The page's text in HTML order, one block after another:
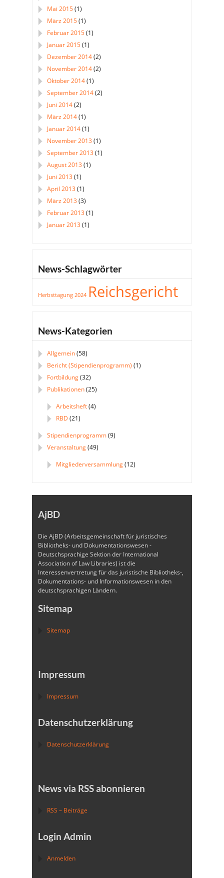
Mai 2015(1)
März 2015(1)
Februar 2015(1)
Januar 2015(1)
Dezember 2014(2)
November 2014(2)
Oktober 2014(1)
September 2014(2)
Juni 2014(2)
März 2014(1)
Januar 2014(1)
November 2013(1)
September 2013(1)
August 2013(1)
Juni 2013(1)
April 2013(1)
März 2013(3)
Februar 2013(1)
Januar 2013(1)
News-Schlagwörter
Herbsttagung 2024 Reichsgericht
News-Kategorien
Allgemein(58)
Bericht (Stipendienprogramm) (1)
Fortbildung(32)
Publikationen(25)
Arbeitsheft(4)
RBD (21)
Stipendienprogramm(9)
Veranstaltung(49)
Mitgliederversammlung(12)
AjBD
Die AjBD (Arbeitsgemeinschaft für juristisches
Bibliotheks- und Dokumentationswesen -
Deutschsprachige Sektion der International
Association of Law Libraries) ist die
Interessenvertretung für das juristische Bibliotheks-,
Dokumentations- und Informationswesen in den
deutschsprachigen Ländern.
Sitemap
Sitemap
Impressum
Impressum
Datenschutzerklärung
Datenschutzerklärung
News via RSS abonnieren
RSS – Beiträge
Login Admin
Anmelden